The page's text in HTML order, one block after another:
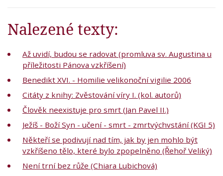
Nalezené texty:
Až uvidí, budou se radovat (promluva sv. Augustina u
příležitosti Pánova vzkříšení)
Benedikt XVI. - Homilie velikonoční vigilie 2006
Citáty z knihy: Zvěstování víry I. (kol. autorů)
Člověk neexistuje pro smrt (Jan Pavel II.)
Ježíš - Boží Syn - učení - smrt - zmrtvýchvstání (KGI 5)
Někteří se podivují nad tím, jak by jen mohlo být
vzkříšeno tělo, které bylo zpopelněno (Řehoř Veliký)
Není trní bez růže (Chiara Lubichová)